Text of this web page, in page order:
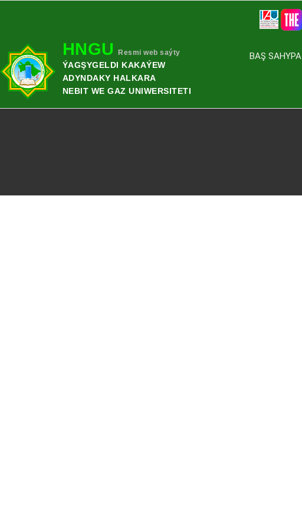
HNGU Resmi web saýty
ÝAGŞYGELDI KAKAÝEW
ADYNDAKY HALKARA
NEBIT WE GAZ UNIWERSITETI
BAŞ SAHYPA